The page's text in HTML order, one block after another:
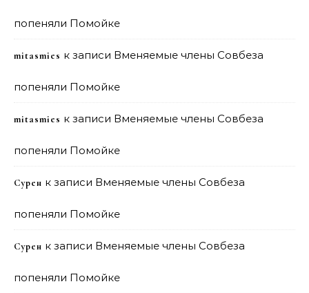
попеняли Помойке
mitasmies к записи Вменяемые члены Совбеза
попеняли Помойке
mitasmies к записи Вменяемые члены Совбеза
попеняли Помойке
Сурен к записи Вменяемые члены Совбеза
попеняли Помойке
Сурен к записи Вменяемые члены Совбеза
попеняли Помойке